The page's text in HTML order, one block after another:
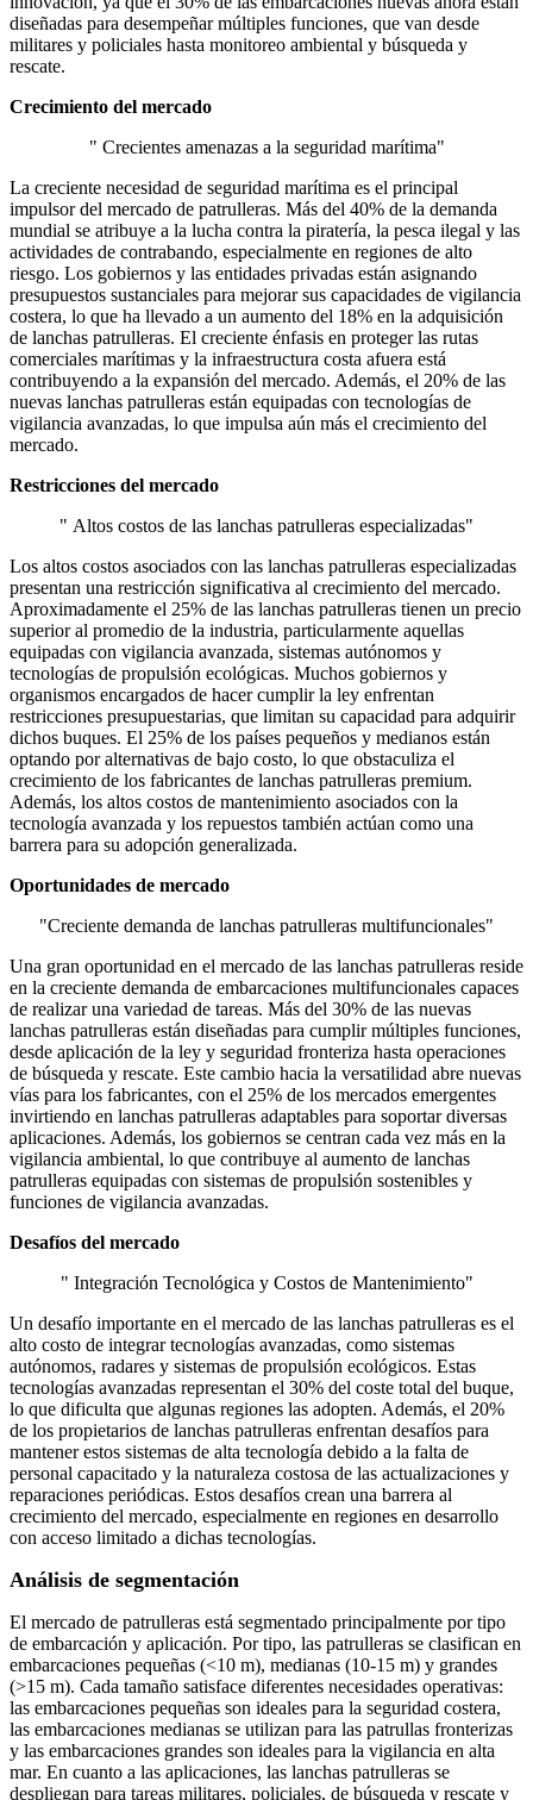
diseñadas para desempeñar múltiples funciones, que van desde
militares y policiales hasta monitoreo ambiental y búsqueda y
rescate.
Crecimiento del mercado
" Crecientes amenazas a la seguridad marítima"
La creciente necesidad de seguridad marítima es el principal
impulsor del mercado de patrulleras. Más del 40% de la demanda
mundial se atribuye a la lucha contra la piratería, la pesca ilegal y las
actividades de contrabando, especialmente en regiones de alto
riesgo. Los gobiernos y las entidades privadas están asignando
presupuestos sustanciales para mejorar sus capacidades de vigilancia
costera, lo que ha llevado a un aumento del 18% en la adquisición
de lanchas patrulleras. El creciente énfasis en proteger las rutas
comerciales marítimas y la infraestructura costa afuera está
contribuyendo a la expansión del mercado. Además, el 20% de las
nuevas lanchas patrulleras están equipadas con tecnologías de
vigilancia avanzadas, lo que impulsa aún más el crecimiento del
mercado.
Restricciones del mercado
" Altos costos de las lanchas patrulleras especializadas"
Los altos costos asociados con las lanchas patrulleras especializadas
presentan una restricción significativa al crecimiento del mercado.
Aproximadamente el 25% de las lanchas patrulleras tienen un precio
superior al promedio de la industria, particularmente aquellas
equipadas con vigilancia avanzada, sistemas autónomos y
tecnologías de propulsión ecológicas. Muchos gobiernos y
organismos encargados de hacer cumplir la ley enfrentan
restricciones presupuestarias, que limitan su capacidad para adquirir
dichos buques. El 25% de los países pequeños y medianos están
optando por alternativas de bajo costo, lo que obstaculiza el
crecimiento de los fabricantes de lanchas patrulleras premium.
Además, los altos costos de mantenimiento asociados con la
tecnología avanzada y los repuestos también actúan como una
barrera para su adopción generalizada.
Oportunidades de mercado
"Creciente demanda de lanchas patrulleras multifuncionales"
Una gran oportunidad en el mercado de las lanchas patrulleras reside
en la creciente demanda de embarcaciones multifuncionales capaces
de realizar una variedad de tareas. Más del 30% de las nuevas
lanchas patrulleras están diseñadas para cumplir múltiples funciones,
desde aplicación de la ley y seguridad fronteriza hasta operaciones
de búsqueda y rescate. Este cambio hacia la versatilidad abre nuevas
vías para los fabricantes, con el 25% de los mercados emergentes
invirtiendo en lanchas patrulleras adaptables para soportar diversas
aplicaciones. Además, los gobiernos se centran cada vez más en la
vigilancia ambiental, lo que contribuye al aumento de lanchas
patrulleras equipadas con sistemas de propulsión sostenibles y
funciones de vigilancia avanzadas.
Desafíos del mercado
" Integración Tecnológica y Costos de Mantenimiento"
Un desafío importante en el mercado de las lanchas patrulleras es el
alto costo de integrar tecnologías avanzadas, como sistemas
autónomos, radares y sistemas de propulsión ecológicos. Estas
tecnologías avanzadas representan el 30% del coste total del buque,
lo que dificulta que algunas regiones las adopten. Además, el 20%
de los propietarios de lanchas patrulleras enfrentan desafíos para
mantener estos sistemas de alta tecnología debido a la falta de
personal capacitado y la naturaleza costosa de las actualizaciones y
reparaciones periódicas. Estos desafíos crean una barrera al
crecimiento del mercado, especialmente en regiones en desarrollo
con acceso limitado a dichas tecnologías.
Análisis de segmentación
El mercado de patrulleras está segmentado principalmente por tipo
de embarcación y aplicación. Por tipo, las patrulleras se clasifican en
embarcaciones pequeñas (<10 m), medianas (10-15 m) y grandes
(>15 m). Cada tamaño satisface diferentes necesidades operativas:
las embarcaciones pequeñas son ideales para la seguridad costera,
las embarcaciones medianas se utilizan para las patrullas fronterizas
y las embarcaciones grandes son ideales para la vigilancia en alta
mar. En cuanto a las aplicaciones, las lanchas patrulleras se
despliegan para tareas militares, policiales, de búsqueda y rescate y